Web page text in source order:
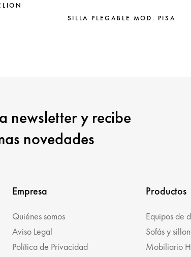
SILLA PLEGABLE MOD. PISA
newsletter y recibe
novedades
Empresa
Quiénes somos
Aviso Legal
Política de Privacidad
Productos
Equipos de
Sofás y
Mobiliario